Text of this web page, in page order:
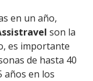
en un año,
son la
es importante
de hasta 40
años en los